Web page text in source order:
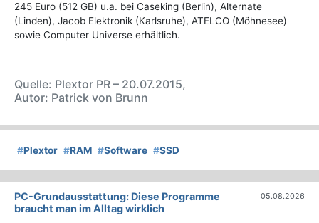
245 Euro (512 GB) u.a. bei Caseking (Berlin), Alternate
(Linden), Jacob Elektronik (Karlsruhe), ATELCO (Möhnesee)
sowie Computer Universe erhältlich.
Quelle: Plextor PR – 20.07.2015,
Autor: Patrick von Brunn
#Plextor #RAM #Software #SSD
PC-Grundausstattung: Diese Programme
braucht man im Alltag wirklich
05.08.2026